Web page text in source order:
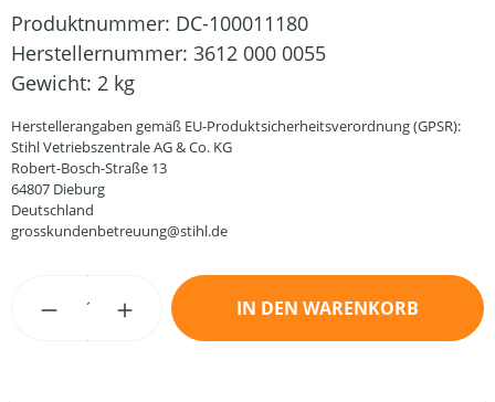
Produktnummer: DC-100011180
Herstellernummer: 3612 000 0055
Gewicht: 2 kg
Herstellerangaben gemäß EU-Produktsicherheitsverordnung (GPSR):
Stihl Vetriebszentrale AG & Co. KG
Robert-Bosch-Straße 13
64807 Dieburg
Deutschland
grosskundenbetreuung@stihl.de
Produkt Anzahl: Gib den gewünschten
IN DEN WARENKORB